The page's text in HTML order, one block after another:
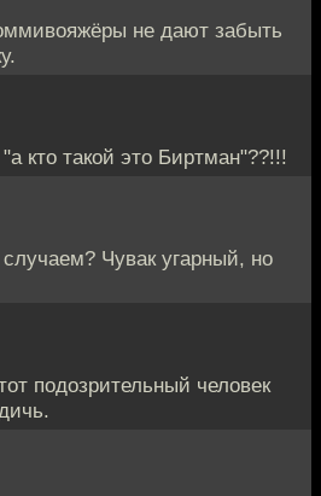
не дают забыть
кто такой это Биртман"??!!!
Чувак угарный, но
подозрительный человек